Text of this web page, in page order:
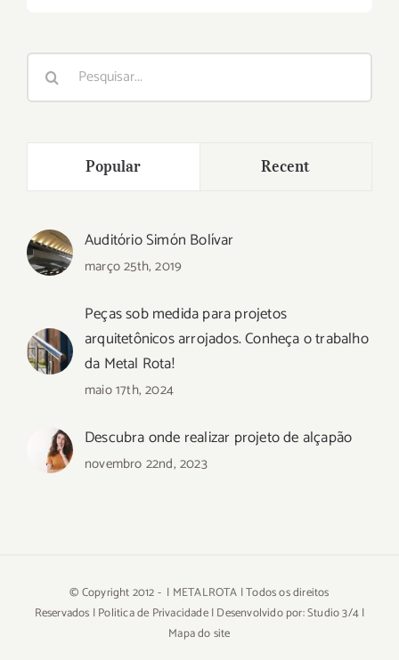
Buscar
resultados
Popular Recent
Auditório Simón Bolívar
março 25th, 2019
Peças sob medida para projetos
arquitetônicos arrojados. Conheça o trabalho
da Metal Rota!
maio 17th, 2024
Descubra onde realizar projeto de alçapão
novembro 22nd, 2023
© Copyright 2012 - | METALROTA | Todos os direitos
Reservados |Politica de Privacidade| Desenvolvido por:Studio 3/4|
Mapa do site